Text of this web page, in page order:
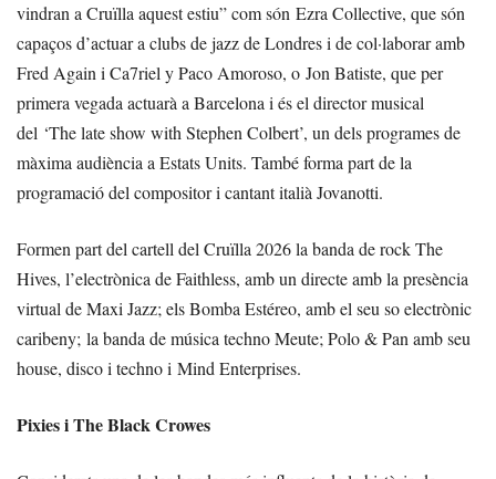
vindran a Cruïlla aquest estiu” com són Ezra Collective, que són
capaços d’actuar a clubs de jazz de Londres i de col·laborar amb
Fred Again i Ca7riel y Paco Amoroso, o Jon Batiste, que per
primera vegada actuarà a Barcelona i és el director musical
del ‘The late show with Stephen Colbert’, un dels programes de
màxima audiència a Estats Units. També forma part de la
programació del compositor i cantant italià Jovanotti.
Formen part del cartell del Cruïlla 2026 la banda de rock The
Hives, l’electrònica de Faithless, amb un directe amb la presència
virtual de Maxi Jazz; els Bomba Estéreo, amb el seu so electrònic
caribeny; la banda de música techno Meute; Polo & Pan amb seu
house, disco i techno i Mind Enterprises.
Pixies i The Black Crowes